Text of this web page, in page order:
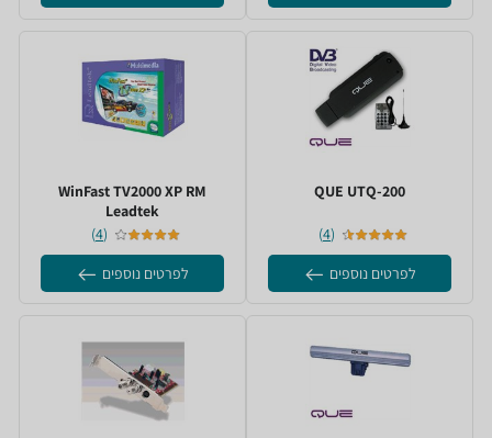
UTQ-200 ‏QUE
(
4
)
לפרטים נוספים
WinFast TV2000 XP RM
(
4
)
לפרטים נוספים